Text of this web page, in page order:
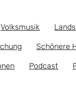
Volksmusik
Schönere
Podcast